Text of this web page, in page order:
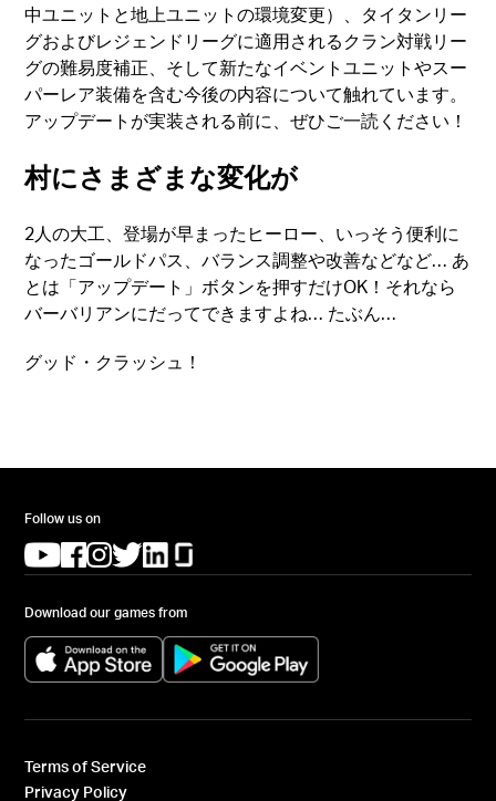
中ユニットと地上ユニットの環境変更）、タイタンリー
グおよびレジェンドリーグに適用されるクラン対戦リー
グの難易度補正、そして新たなイベントユニットやスー
パーレア装備を含む今後の内容について触れています。
アップデートが実装される前に、ぜひご一読ください！
村にさまざまな変化が
2人の大工、登場が早まったヒーロー、いっそう便利に
なったゴールドパス、バランス調整や改善などなど… あ
とは「アップデート」ボタンを押すだけOK！それなら
バーバリアンにだってできますよね… たぶん…
グッド・クラッシュ！
Follow us on
(opens in a new tab)
(opens in a new tab)
(opens in a new tab)
(opens in a new tab)
(opens in a new tab)
Download our games from
(opens in a new tab) (opens in a new tab)
Terms of Service
Privacy Policy